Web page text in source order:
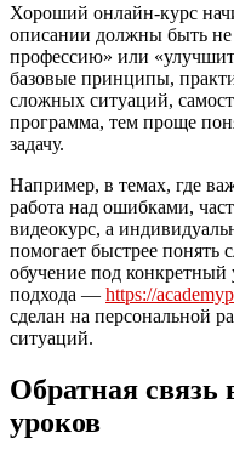
Хороший онлайн-курс
описании должны быть не
профессию» или
базовые принципы,
сложных ситуаций,
программа, тем проще
задачу.
Например, в темах, где
работа над ошибками,
видеокурс, а
помогает быстрее понять
обучение под
подхода — https://
сделан на персональной
ситуаций.
Обратная связь
уроков